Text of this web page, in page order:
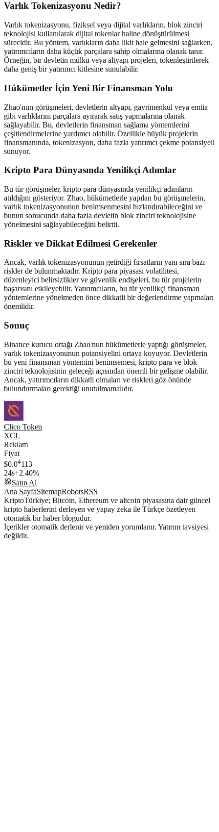
Varlık Tokenizasyonu Nedir?
Varlık tokenizasyonu, fiziksel veya dijital varlıkların, blok zinciri
teknolojisi kullanılarak dijital tokenlar haline dönüştürülmesi
sürecidir. Bu yöntem, varlıkların daha likit hale gelmesini sağlarken,
yatırımcıların daha küçük parçalara sahip olmalarına olanak tanır.
Örneğin, bir devletin mülkü veya altyapı projeleri, tokenleştirilerek
daha geniş bir yatırımcı kitlesine sunulabilir.
Hükümetler İçin Yeni Bir Finansman Yolu
Zhao'nun görüşmeleri, devletlerin altyapı, gayrimenkul veya emtia
gibi varlıklarını parçalara ayırarak satış yapmalarına olanak
sağlayabilir. Bu, devletlerin finansman sağlama yöntemlerini
çeşitlendirmelerine yardımcı olabilir. Özellikle büyük projelerin
finansmanında, tokenizasyon, daha fazla yatırımcı çekme potansiyeli
sunuyor.
Kripto Para Dünyasında Yenilikçi Adımlar
Bu tür görüşmeler, kripto para dünyasında yenilikçi adımların
atıldığını gösteriyor. Zhao, hükümetlerle yapılan bu görüşmelerin,
varlık tokenizasyonunun benimsenmesini hızlandırabileceğini ve
bunun sonucunda daha fazla devletin blok zinciri teknolojisine
yönelmesini sağlayabileceğini belirtti.
Riskler ve Dikkat Edilmesi Gerekenler
Ancak, varlık tokenizasyonunun getirdiği fırsatların yanı sıra bazı
riskler de bulunmaktadır. Kripto para piyasası volatilitesi,
düzenleyici belirsizlikler ve güvenlik endişeleri, bu tür projelerin
başarısını etkileyebilir. Yatırımcıların, bu tür yenilikçi finansman
yöntemlerine yönelmeden önce dikkatli bir değerlendirme yapmaları
önemlidir.
Sonuç
Binance kurucu ortağı Zhao'nun hükümetlerle yaptığı görüşmeler,
varlık tokenizasyonunun potansiyelini ortaya koyuyor. Devletlerin
bu yeni finansman yöntemini benimsemesi, kripto para ve blok
zinciri teknolojisinin geleceği açısından önemli bir gelişme olabilir.
Ancak, yatırımcıların dikkatli olmaları ve riskleri göz önünde
bulundurmaları gerektiği unutulmamalıdır.
Clico Token
XCL
Reklam
Fiyat
$0.04113
24s+2.40%
Satın Al
Ana SayfaSitemapRobotsRSS
KriptoTürkiye; Bitcoin, Ethereum ve altcoin piyasasına dair güncel
kripto haberlerini derleyen ve yapay zeka ile Türkçe özetleyen
otomatik bir haber blogudur.
İçerikler otomatik derlenir ve yeniden yorumlanır. Yatırım tavsiyesi
değildir.